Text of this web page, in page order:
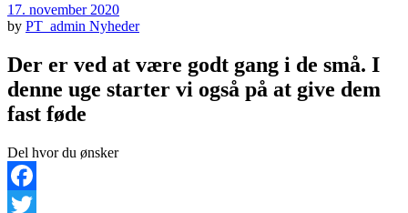
17. november 2020
by PT_admin Nyheder
Der er ved at være godt gang i de små. I
denne uge starter vi også på at give dem
fast føde
Del hvor du ønsker
Facebook